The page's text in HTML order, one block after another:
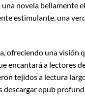
novela bellamente
estimulante, una
ofreciendo una visión
encantará a lectores
tejidos a lectura
epub